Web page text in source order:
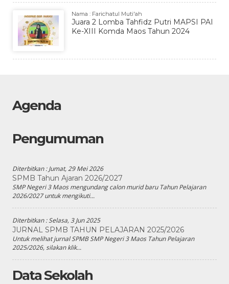
Nama : Farichatul Muti'ah
Juara 2 Lomba Tahfidz Putri MAPSI PAI
Ke-XIII Komda Maos Tahun 2024
Agenda
Pengumuman
Diterbitkan :Jumat, 29 Mei 2026
SPMB Tahun Ajaran 2026/2027
SMP Negeri 3 Maos mengundang calon murid baru Tahun Pelajaran
2026/2027 untuk mengikuti...
Diterbitkan :Selasa, 3 Jun 2025
JURNAL SPMB TAHUN PELAJARAN 2025/2026
Untuk melihat jurnal SPMB SMP Negeri 3 Maos Tahun Pelajaran
2025/2026, silakan klik...
Data Sekolah